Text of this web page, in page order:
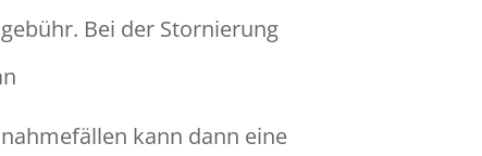
Bei der Stornierung
kann dann eine